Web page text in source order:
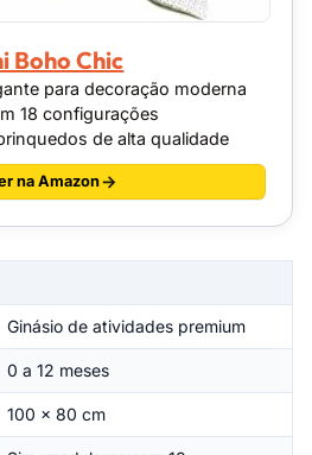
Boho Chic
para decoração moderna
18 configurações
de alta qualidade
na Amazon
Ginásio de atividades premium
0 a 12 meses
100 x 80 cm